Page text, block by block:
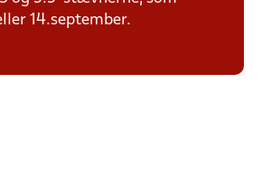
14.september.